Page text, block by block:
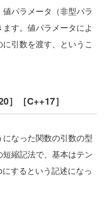
パラメータ（非型パラ
す。値パラメータによ
引数を渡す、というこ
］［C++17］
なった関数の引数の型
縮記法で、基本はテン
するという記述になっ